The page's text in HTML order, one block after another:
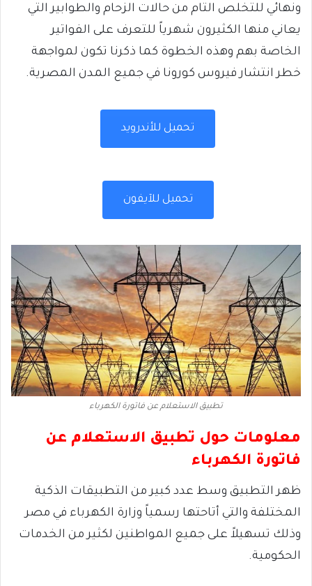
ونهائي للتخلص التام من حالات الزحام والطوابير التي
يعاني منها الكثيرون شهرياً للتعرف على الفواتير
الخاصة بهم وهذه الخطوة كما ذكرنا تكون لمواجهة
خطر انتشار فيروس كورونا في جميع المدن المصرية.
تحميل للأندرويد
تحميل للآيفون
تطبيق الاستعلام عن فاتورة الكهرباء
معلومات حول تطبيق الاستعلام عن
فاتورة الكهرباء
ظهر التطبيق وسط عدد كبير من التطبيقات الذكية
المختلفة والتي أتاحتها رسمياً وزارة الكهرباء في مصر
وذلك تسهيلاً على جميع المواطنين لكثير من الخدمات
الحكومية.